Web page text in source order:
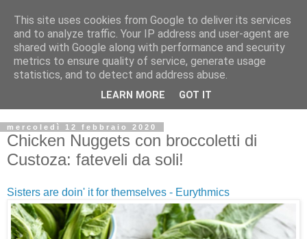
mercoledì 12 febbraio 2020
Chicken Nuggets con broccoletti di
Custoza: fateveli da soli!
Sisters are doin' it for themselves - Eurythmics
This site uses cookies from Google to deliver its services
and to analyze traffic. Your IP address and user-agent are
shared with Google along with performance and security
metrics to ensure quality of service, generate usage
statistics, and to detect and address abuse.
LEARN MORE GOT IT